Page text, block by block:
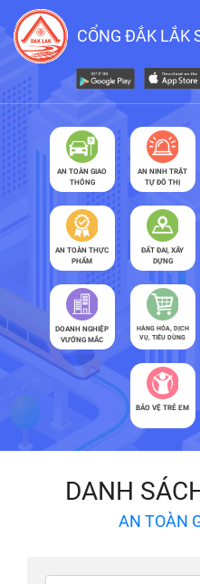
CỔNG ĐẮK LẮK
AN TOÀN GIAO
THÔNG
AN NINH TRẬT
TỰ ĐÔ THỊ
AN TOÀN THỰC
PHẨM
ĐẤT ĐAI, XÂY
DỰNG
DOANH NGHIỆP
VƯỚNG MẮC
HÀNG HÓA, DỊCH
VỤ, TIÊU DÙNG
BẢO VỆ TRẺ EM
DANH
AN TOÀN